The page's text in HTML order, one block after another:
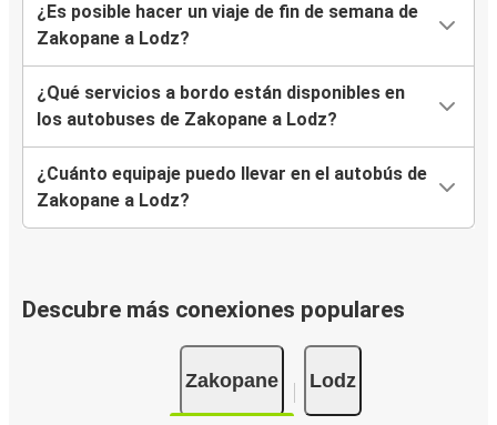
¿Es posible hacer un viaje de fin de semana de
Zakopane a Lodz?
¿Qué servicios a bordo están disponibles en
los autobuses de Zakopane a Lodz?
¿Cuánto equipaje puedo llevar en el autobús de
Zakopane a Lodz?
Descubre más conexiones populares
Zakopane Lodz